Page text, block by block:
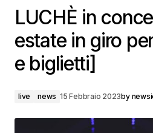
[Info e biglietti]
LUCHÈ in
estate in giro
e biglietti]
live news 15 Febbraio 2023by